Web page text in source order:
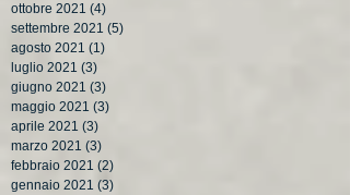
ottobre 2021 (4)
settembre 2021 (5)
agosto 2021 (1)
luglio 2021 (3)
giugno 2021 (3)
maggio 2021 (3)
aprile 2021 (3)
marzo 2021 (3)
febbraio 2021 (2)
gennaio 2021 (3)